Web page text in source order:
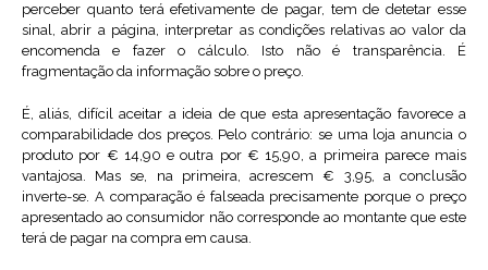
perceber quanto terá efetivamente de pagar, tem de detetar esse
sinal, abrir a página, interpretar as condições relativas ao valor da
encomenda e fazer o cálculo. Isto não é transparência. É
fragmentação da informação sobre o preço.
É, aliás, difícil aceitar a ideia de que esta apresentação favorece a
comparabilidade dos preços. Pelo contrário: se uma loja anuncia o
produto por € 14,90 e outra por € 15,90, a primeira parece mais
vantajosa. Mas se, na primeira, acrescem € 3,95, a conclusão
inverte-se. A comparação é falseada precisamente porque o preço
apresentado ao consumidor não corresponde ao montante que este
terá de pagar na compra em causa.